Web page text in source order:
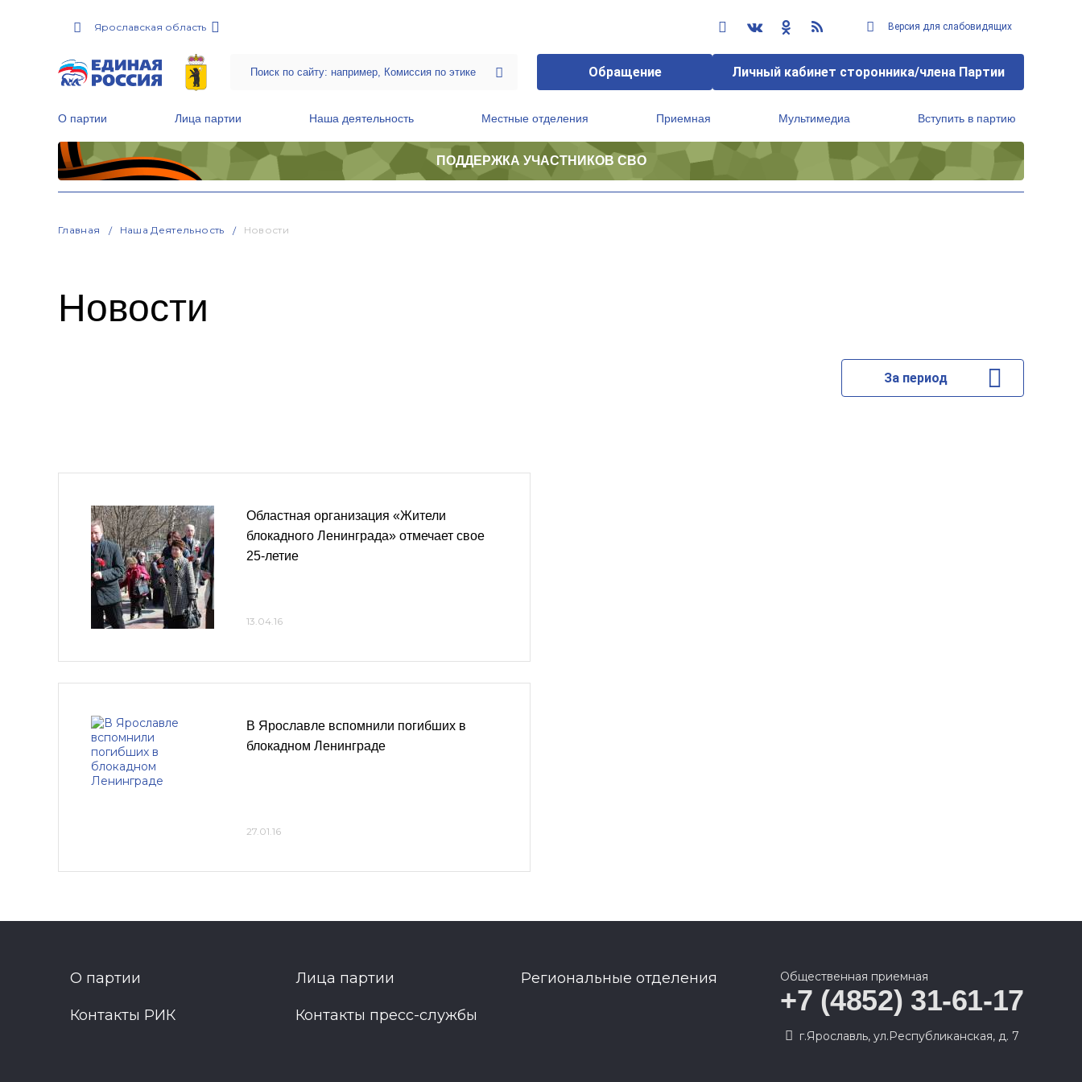
Ярославская область Версия для слабовидящих
Обращение Личный кабинет сторонника/члена Партии
О партии Лица партии Наша деятельность Местные отделения Приемная Мультимедиа Вступить в партию
ПОДДЕРЖКА УЧАСТНИКОВ СВО
Главная Наша Деятельность Новости
Новости
За период
Областная организация «Жители
блокадного Ленинграда» отмечает свое
25-летие
13.04.16
В Ярославле вспомнили погибших в
блокадном Ленинграде
27.01.16
О партии Лица партии Региональные отделения
Контакты РИК Контакты пресс-службы
Общественная приемная
+7 (4852) 31-61-17
г.Ярославль, ул.Республиканская, д. 7